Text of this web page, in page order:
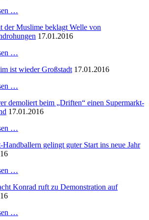
…
der Muslime beklagt Welle von
17.01.2016
…
ist wieder Großstadt 17.01.2016
…
demoliert beim „Driften“ einen Supermarkt-
17.01.2016
…
Handballern gelingt guter Start ins neue Jahr
…
Konrad ruft zu Demonstration auf
…